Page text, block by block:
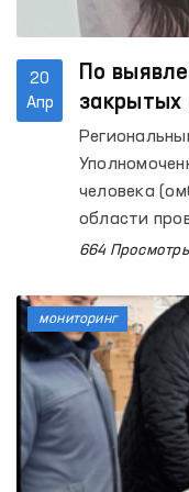
20
Апр
По
закрытых
человека
области
посещения
области
места
Денауского
поселение
664
мониторинг